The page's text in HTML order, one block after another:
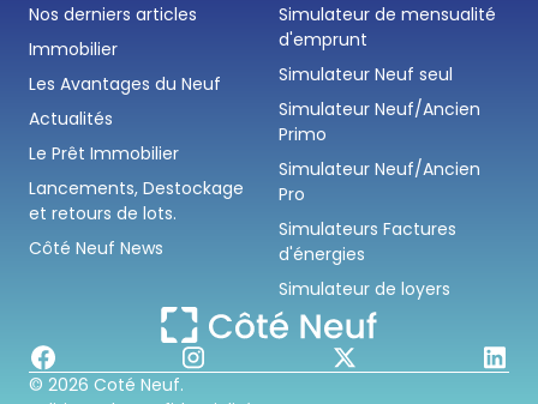
Nos derniers articles
Immobilier
Les Avantages du Neuf
Actualités
Le Prêt Immobilier
Lancements, Destockage
et retours de lots.
Côté Neuf News
Simulateur de mensualité
d'emprunt
Simulateur Neuf seul
Simulateur Neuf/Ancien
Primo
Simulateur Neuf/Ancien
Pro
Simulateurs Factures
d'énergies
Simulateur de loyers
© 2026 Coté Neuf.